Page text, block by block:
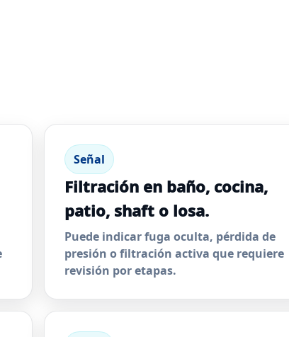
Señal
Filtración en baño, cocina,
patio, shaft o losa.
Puede indicar fuga oculta, pérdida de
presión o filtración activa que requiere
revisión por etapas.